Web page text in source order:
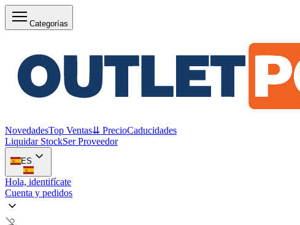
Categorías
NovedadesTop Ventas⇊ PrecioCaducidades
Liquidar StockSer Proveedor
ES
Hola, identifícate
Cuenta y pedidos